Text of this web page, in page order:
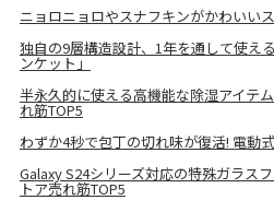
ニョロニョロやスナフキンがかわいい
独自の9層構造設計、1年を通して使え
ンケット」
半永久的に使える高機能な除湿アイテ
れ筋TOP5
わずか4秒で包丁の切れ味が復活! 電動
Galaxy S24シリーズ対応の特殊ガラス
トア売れ筋TOP5